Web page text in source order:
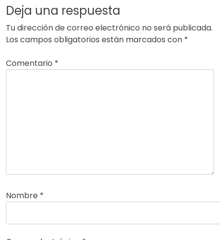
Deja una respuesta
Tu dirección de correo electrónico no será publicada.
Los campos obligatorios están marcados con *
Comentario *
Nombre *